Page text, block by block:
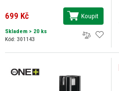
699 Kč Koupit
Skladem > 20 ks
Kód: 301143